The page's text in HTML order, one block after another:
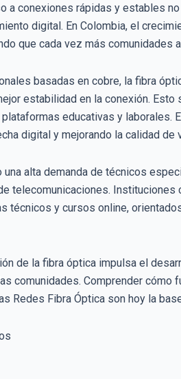
a conexiones rápidas y estables
digital. En Colombia, el
que cada vez más
basadas en cobre, la fibra
estabilidad en la conexión.
educativas y
digital y mejorando la calidad de
alta demanda de técnicos
telecomunicaciones.
técnicos y cursos online,
de la fibra óptica impulsa el
comunidades. Comprender
Redes Fibra Óptica son hoy la